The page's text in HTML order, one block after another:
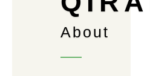
About